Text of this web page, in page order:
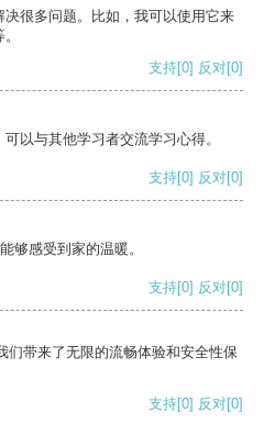
很多问题。比如，我可以使用它来
支持[0] 反对[0]
以与其他学习者交流学习心得。
支持[0] 反对[0]
够感受到家的温暖。
支持[0] 反对[0]
们带来了无限的流畅体验和安全性保
支持[0] 反对[0]